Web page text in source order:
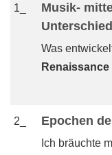
1_
Musik-
Was
Renaissance
2_ Epochen
Ich bräuchte